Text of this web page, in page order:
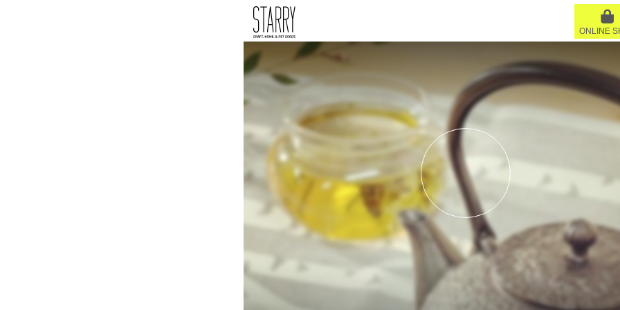
ONLINE